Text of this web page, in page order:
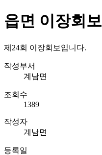
읍면 이장회보
제24회 이장회보입니다.
작성부서
계남면
조회수
1389
작성자
계남면
등록일